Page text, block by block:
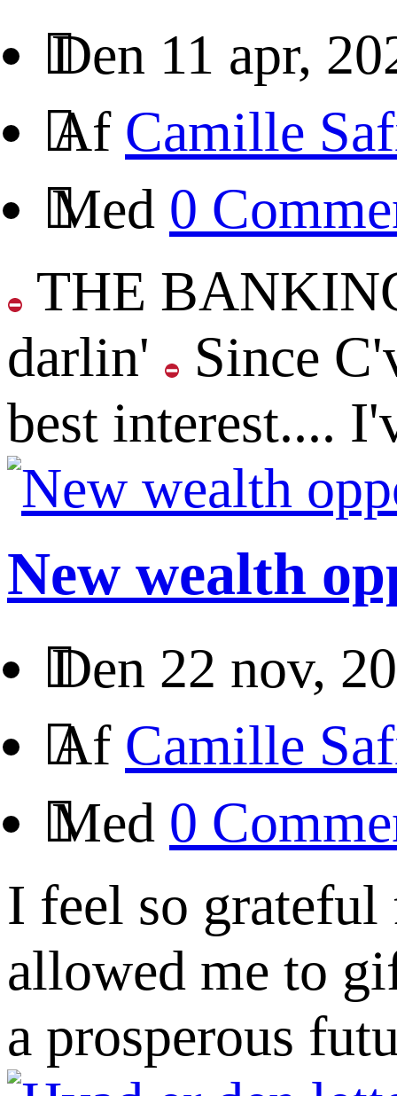
Den 11 apr,
Af Camille
Med 0
THE
darlin'
Since
best interest....
New wealth
Den 22 nov,
Af Camille
Med 0
I feel so
allowed me to
a prosperous